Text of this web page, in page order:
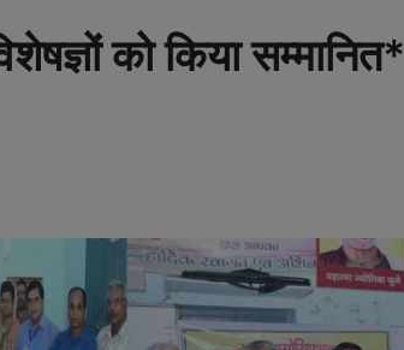
को किया सम्मानित*